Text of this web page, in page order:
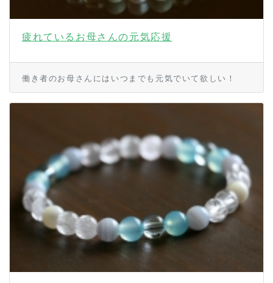
疲れているお母さんの元気応援
働き者のお母さんにはいつまでも元気でいて欲しい！